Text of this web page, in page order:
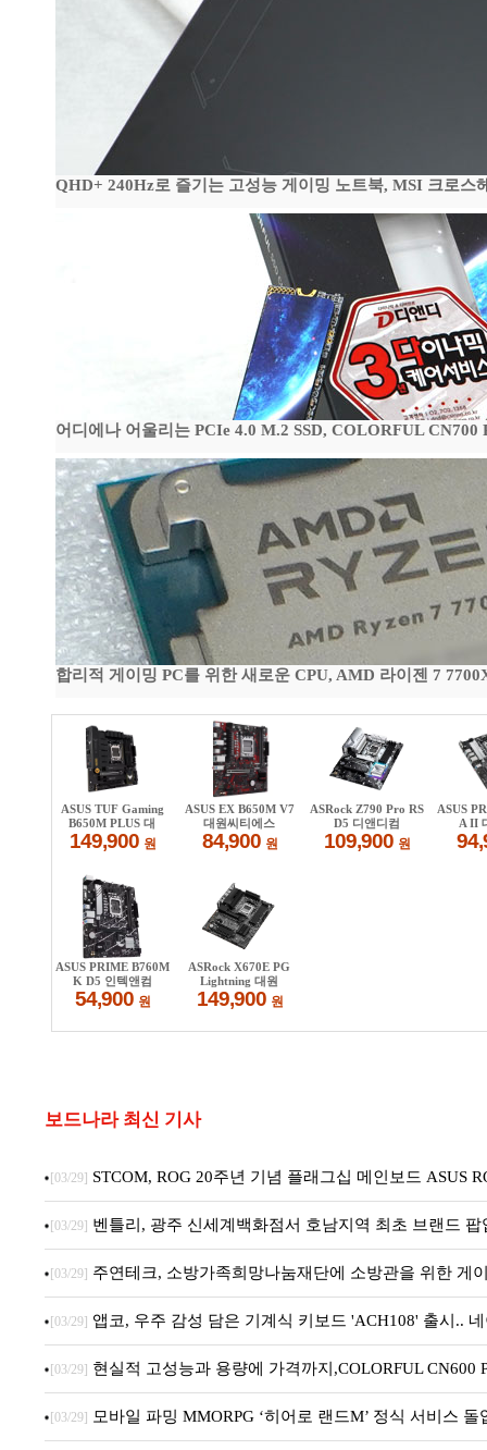
QHD+ 240Hz로 즐기는 고성능 게이밍 노트북, MSI 크로
어디에나 어울리는 PCIe 4.0 M.2 SSD, COLORFUL
합리적 게이밍 PC를 위한 새로운 CPU, AMD 라이젠 7
보드나라 최신 기사
[03/29] STCOM, ROG 20주년 기념 플래그십 메인보드 ASUS
[03/29] 벤틀리, 광주 신세계백화점서 호남지역 최초 브랜드 팝
[03/29] 주연테크, 소방가족희망나눔재단에 소방관을 위한 게
[03/29] 앱코, 우주 감성 담은 기계식 키보드 'ACH108' 출시..
[03/29] 현실적 고성능과 용량에 가격까지,COLORFUL CN600
[03/29] 모바일 파밍 MMORPG ‘히어로 랜드M’ 정식 서비스 돌